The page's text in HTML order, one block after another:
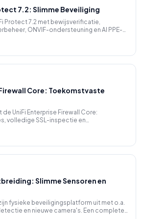
7.2: Slimme Beveiliging
Protect 7.2 met bewijsverificatie,
ONVIF-ondersteuning en AI PPE-
Core: Toekomstvaste
UniFi Enterprise Firewall Core:
volledige SSL-inspectie en
Slimme Sensoren en
fysieke beveiligingsplatform uit met o.a.
en nieuwe camera's. Een complete